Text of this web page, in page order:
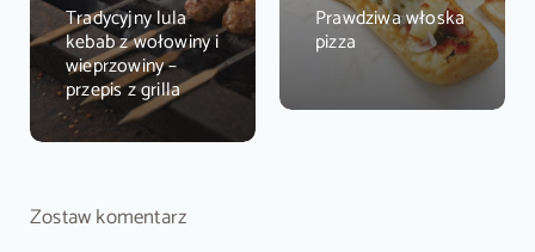
Tradycyjny lula
kebab z wołowiny i
wieprzowiny –
przepis z grilla
Prawdziwa włoska
pizza
Zostaw komentarz